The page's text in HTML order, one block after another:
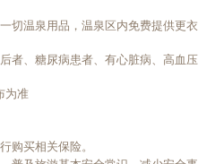
切温泉用品，温泉区内免费提供更衣
者、糖尿病患者、有心脏病、高血压
为准
购买相关保险。